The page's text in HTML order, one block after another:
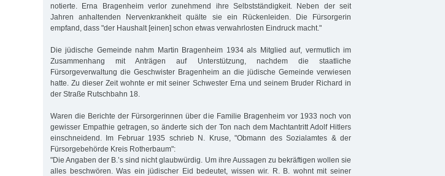
notierte. Erna Bragenheim verlor zunehmend ihre Selbstständigkeit. Neben der seit
Jahren anhaltenden Nervenkrankheit quälte sie ein Rückenleiden. Die Fürsorgerin
empfand, dass "der Haushalt [einen] schon etwas verwahrlosten Eindruck macht."
Die jüdische Gemeinde nahm Martin Bragenheim 1934 als Mitglied auf, vermutlich im
Zusammenhang mit Anträgen auf Unterstützung, nachdem die staatliche
Fürsorgeverwaltung die Geschwister Bragenheim an die jüdische Gemeinde verwiesen
hatte. Zu dieser Zeit wohnte er mit seiner Schwester Erna und seinem Bruder Richard in
der Straße Rutschbahn 18.
Waren die Berichte der Fürsorgerinnen über die Familie Bragenheim vor 1933 noch von
gewisser Empathie getragen, so änderte sich der Ton nach dem Machtantritt Adolf Hitlers
einschneidend. Im Februar 1935 schrieb N. Kruse, "Obmann des Sozialamtes & der
Fürsorgebehörde Kreis Rotherbaum":
"Die Angaben der B.’s sind nicht glaubwürdig. Um ihre Aussagen zu bekräftigen wollen sie
alles beschwören. Was ein jüdischer Eid bedeutet, wissen wir. R. B. wohnt mit seiner